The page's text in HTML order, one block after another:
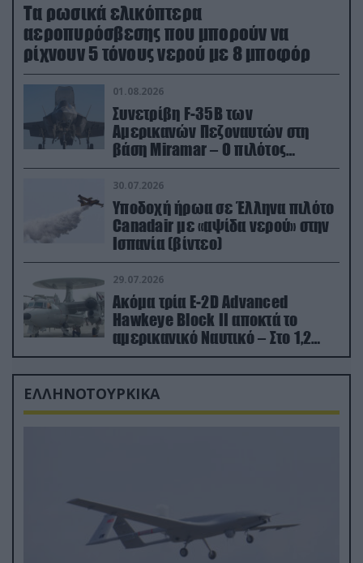
Τα ρωσικά ελικόπτερα
αεροπυρόσβεσης που μπορούν να
ρίχνουν 5 τόνους νερού με 8 μποφόρ
01.08.2026
Συνετρίβη F-35B των
Αμερικανών Πεζοναυτών στη
βάση Miramar – Ο πιλότος
εκτινάχθηκε εγκαίρως
30.07.2026
Υποδοχή ήρωα σε Έλληνα πιλότο
Canadair με «αψίδα νερού» στην
Ισπανία (βίντεο)
29.07.2026
Ακόμα τρία E-2D Advanced
Hawkeye Block II αποκτά το
αμερικανικό Ναυτικό – Στο 1,2
δισ.δολάρια το κόστος
ΕΛΛΗΝΟΤΟΥΡΚΙΚΑ